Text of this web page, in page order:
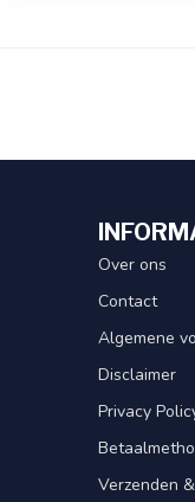
Over ons
Contact
Algemene
Disclaimer
Privacy
Verzenden